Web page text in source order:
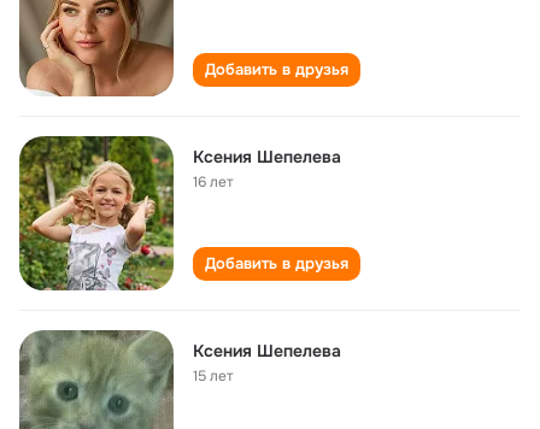
Добавить в друзья
Ксения Шепелева
16 лет
Добавить в друзья
Ксения Шепелева
15 лет